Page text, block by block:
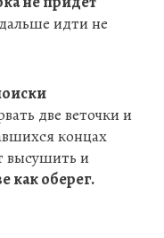
идти не
две веточки и
концах
высушить и
как оберег.